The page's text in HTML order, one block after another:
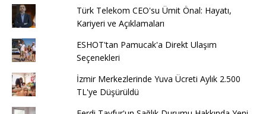
Türk Telekom CEO'su Ümit Önal: Hayatı,
Kariyeri ve Açıklamaları
ESHOT'tan Pamucak'a Direkt Ulaşım
Seçenekleri
İzmir Merkezlerinde Yuva Ücreti Aylık 2.500
TL'ye Düşürüldü